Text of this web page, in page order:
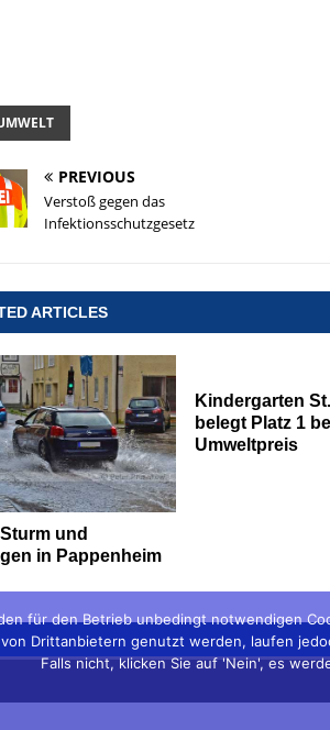
PREVIOUS
Verstoß gegen das
Infektionsschutzgesetz
ARTICLES
und
in Pappenheim
Kindergarten
belegt Platz 1
Umweltpreis
für den Betrieb unbedingt notwendigen
Drittanbietern genutzt werden, laufen
Falls nicht, klicken Sie auf 'Nein', es